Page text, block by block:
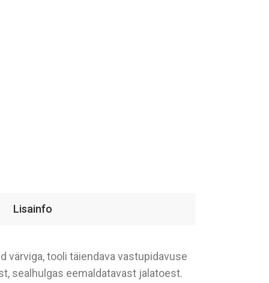
Lisainfo
tooli täiendava vastupidavuse
sealhulgas eemaldatavast jalatoest.